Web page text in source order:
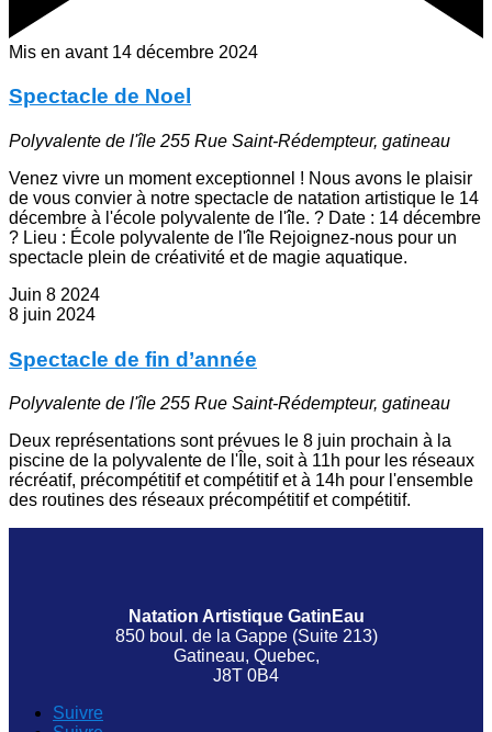
Mis en avant 14 décembre 2024
Spectacle de Noel
Polyvalente de l'île 255 Rue Saint-Rédempteur, gatineau
Venez vivre un moment exceptionnel ! Nous avons le plaisir
de vous convier à notre spectacle de natation artistique le 14
décembre à l'école polyvalente de l'île. ? Date : 14 décembre
? Lieu : École polyvalente de l'île Rejoignez-nous pour un
spectacle plein de créativité et de magie aquatique.
Juin 8 2024
8 juin 2024
Spectacle de fin d’année
Polyvalente de l'île 255 Rue Saint-Rédempteur, gatineau
Deux représentations sont prévues le 8 juin prochain à la
piscine de la polyvalente de l'Île, soit à 11h pour les réseaux
récréatif, précompétitif et compétitif et à 14h pour l'ensemble
des routines des réseaux précompétitif et compétitif.
Natation Artistique GatinEau
850 boul. de la Gappe (Suite 213)
Gatineau, Quebec,
J8T 0B4
Suivre